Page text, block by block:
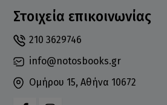
Στοιχεία επικοινωνίας
210 3629746
info@notosbooks.gr
Ομήρου 15, Αθήνα 10672